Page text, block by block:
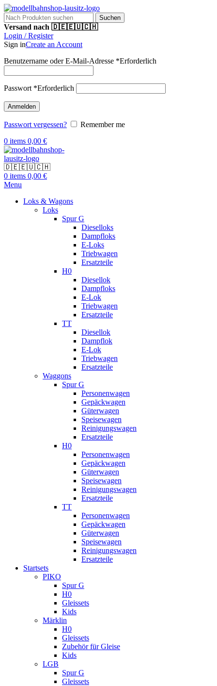
Suchen
Versand nach 🇩🇪🇪🇺🇨🇭
Login / Register
Sign inCreate an Account
Benutzername oder E-Mail-Adresse *Erforderlich
Passwort *Erforderlich
Anmelden
Passwort vergessen?
Remember me
0 items 0,00 €
🇩🇪🇪🇺🇨🇭
0 items 0,00 €
Menu
Loks & Wagons
Loks
Spur G
Dieselloks
Dampfloks
E-Loks
Triebwagen
Ersatzteile
H0
Diesellok
Dampfloks
E-Lok
Triebwagen
Ersatzteile
TT
Diesellok
Dampflok
E-Lok
Triebwagen
Ersatzteile
Waggons
Spur G
Personenwagen
Gepäckwagen
Güterwagen
Speisewagen
Reinigungswagen
Ersatzteile
H0
Personenwagen
Gepäckwagen
Güterwagen
Speisewagen
Reinigungswagen
Ersatzteile
TT
Personenwagen
Gepäckwagen
Güterwagen
Speisewagen
Reinigungswagen
Ersatzteile
Startsets
PIKO
Spur G
H0
Gleissets
Kids
Märklin
H0
Gleissets
Zubehör für Gleise
Kids
LGB
Spur G
Gleissets